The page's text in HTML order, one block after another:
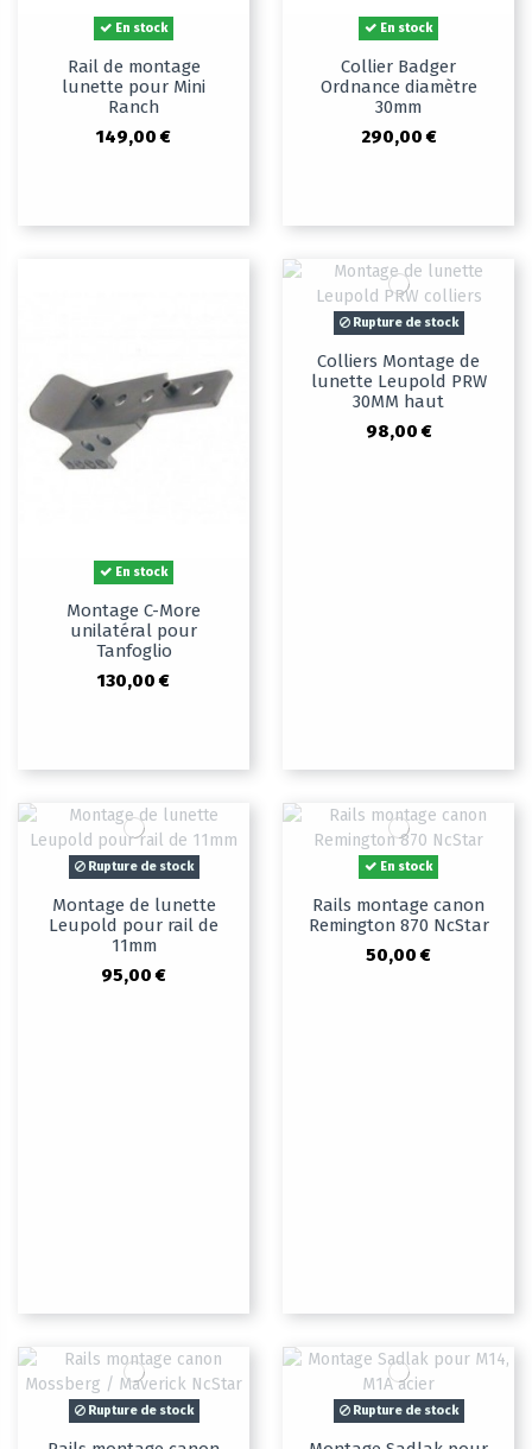
En stock
Rail de montage
lunette pour Mini
Ranch
149,00 €
En stock
Collier Badger
Ordnance diamètre
30mm
290,00 €
En stock
Montage C-More
unilatéral pour
Tanfoglio
130,00 €
Rupture de stock
Colliers Montage de
lunette Leupold PRW
30MM haut
98,00 €
Rupture de stock
Montage de lunette
Leupold pour rail de
11mm
95,00 €
En stock
Rails montage canon
Remington 870 NcStar
50,00 €
Rupture de stock Rupture de stock